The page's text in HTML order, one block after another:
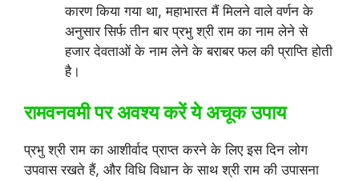
कारण किया गया था, महाभारत मैं मिलने वाले वर्णन के
अनुसार सिर्फ तीन बार प्रभु श्री राम का नाम लेने से
हजार देवताओं के नाम लेने के बराबर फल की प्राप्ति होती
है।
रामवनवमी पर अवश्य करें ये अचूक उपाय
प्रभु श्री राम का आशीर्वाद प्राप्त करने के लिए इस दिन लोग
उपवास रखते हैं, और विधि विधान के साथ श्री राम की उपासना